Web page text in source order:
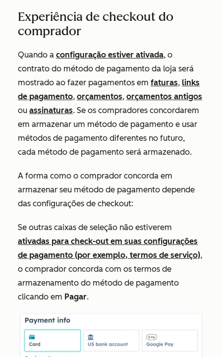
Experiência de checkout do
comprador
Quando a configuração estiver ativada, o
contrato do método de pagamento da loja será
mostrado ao fazer pagamentos em faturas, links
de pagamento, orçamentos, orçamentos antigos
ou assinaturas. Se os compradores concordarem
em armazenar um método de pagamento e usar
métodos de pagamento diferentes no futuro,
cada método de pagamento será armazenado.
A forma como o comprador concorda em
armazenar seu método de pagamento depende
das configurações de checkout:
Se outras caixas de seleção não estiverem
ativadas para check-out em suas configurações
de pagamento (por exemplo, termos de serviço),
o comprador concorda com os termos de
armazenamento do método de pagamento
clicando em Pagar.